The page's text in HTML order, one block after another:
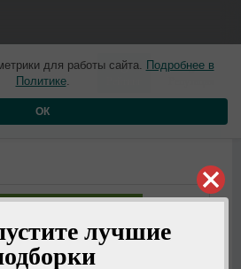
лучшие
для работы сайта. Подробнее в
Политике.
ОК
0
0